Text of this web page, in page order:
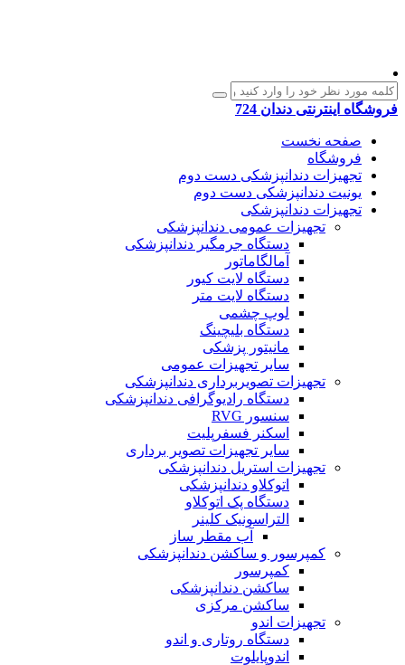
فروشگاه اینترنتی دندان 724
صفحه نخست
فروشگاه
تجهیزات دندانپزشکی دست دوم
یونیت دندانپزشکی دست دوم
تجهیزات دندانپزشکی
تجهیزات عمومی دندانپزشکی
دستگاه جرمگیر دندانپزشکی
آمالگاماتور
دستگاه لایت کیور
دستگاه لایت متر
لوپ چشمی
دستگاه بلیچینگ
مانیتور پزشکی
سایر تجهیزات عمومی
تجهیزات تصویربرداری دندانپزشکی
دستگاه رادیوگرافی دندانپزشکی
سنسور RVG
اسکنر فسفرپلیت
سایر تجهیزات تصویر برداری
تجهیزات استریل دندانپزشکی
اتوکلاو دندانپزشکی
دستگاه پک اتوکلاو
التراسونیک کلینر
آب مقطر ساز
کمپرسور و ساکشن دندانپزشکی
کمپرسور
ساکشن دندانپزشکی
ساکشن مرکزی
تجهیزات اندو
دستگاه روتاری و اندو
اندوپایلوت